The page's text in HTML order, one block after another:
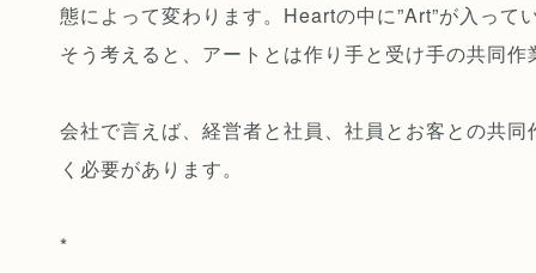
態によって変わります。Heartの中に”Art”が入って
そう考えると、アートとは作り手と受け手の共同
会社で言えば、経営者と社員、社員とお客との共
く必要があります。
*